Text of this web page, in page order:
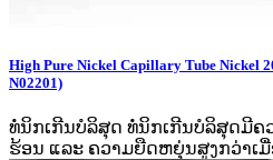
High Pure Nickel Capillary Tube Nickel
N02201)
ທໍ່ນິກເກີນບໍລິສຸດ ທໍ່ນິກເກີນບໍລິສຸດມີຄ
ຮ້ອນ ແລະ ຄວາມຍືດຫຍຸ່ນສູງກວ່າເ